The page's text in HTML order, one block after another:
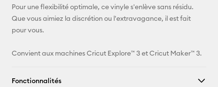
Pour une flexibilité optimale, ce vinyle s'enlève sans résidu.
Que vous aimiez la discrétion ou l'extravagance, il est fait
pour vous.
Convient aux machines Cricut Explore™ 3 et Cricut Maker™ 3.
Fonctionnalités